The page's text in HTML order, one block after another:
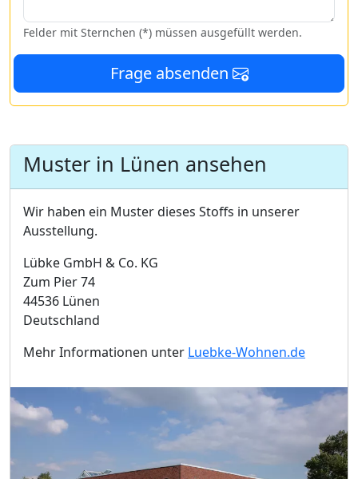
Felder mit Sternchen (*) müssen ausgefüllt werden.
Frage absenden
Muster in Lünen ansehen
Wir haben ein Muster dieses Stoffs in unserer
Ausstellung.
Lübke GmbH & Co. KG
Zum Pier 74
44536 Lünen
Deutschland
Mehr Informationen unter Luebke-Wohnen.de